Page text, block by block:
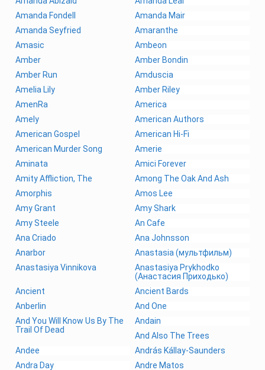
Amanda Fondell
Amanda Mair
Amanda Seyfried
Amaranthe
Amasic
Ambeon
Amber
Amber Bondin
Amber Run
Amduscia
Amelia Lily
Amber Riley
AmenRa
America
Amely
American Authors
American Gospel
American Hi-Fi
American Murder Song
Amerie
Aminata
Amici Forever
Amity Affliction, The
Among The Oak And Ash
Amorphis
Amos Lee
Amy Grant
Amy Shark
Amy Steele
An Cafe
Ana Criado
Ana Johnsson
Anarbor
Anastasia (мультфильм)
Anastasiya Vinnikova
Anastasiya Prykhodko
(Анастасия Приходько)
Ancient
Ancient Bards
Anberlin
And One
And You Will Know Us By The
Trail Of Dead
Andain
And Also The Trees
Andee
András Kállay-Saunders
Andra Day
Andre Matos